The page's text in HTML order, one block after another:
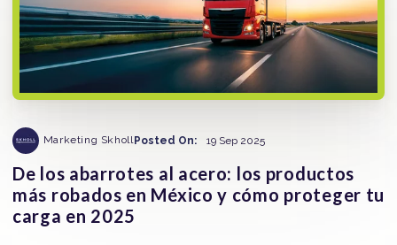
Marketing SkhollPosted On: 19 Sep 2025
De los abarrotes al acero: los productos
más robados en México y cómo proteger tu
carga en 2025